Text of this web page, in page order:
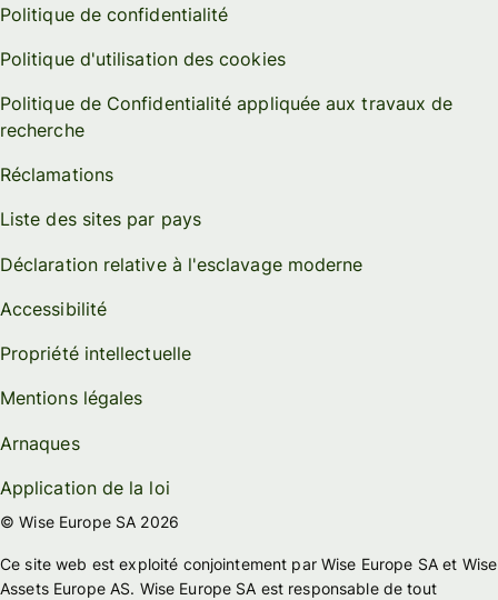
Politique de confidentialité
Politique d'utilisation des cookies
Politique de Confidentialité appliquée aux travaux de
recherche
Réclamations
Liste des sites par pays
Déclaration relative à l'esclavage moderne
Accessibilité
Propriété intellectuelle
Mentions légales
Arnaques
Application de la loi
© Wise Europe SA 2026
Ce site web est exploité conjointement par Wise Europe SA et Wise
Assets Europe AS. Wise Europe SA est responsable de tout